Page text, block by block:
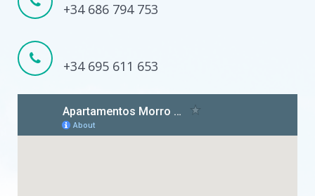
+34 686 794 753
+34 695 611 653